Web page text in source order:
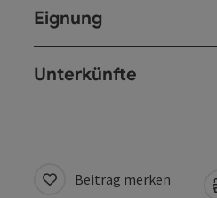
Eignung
Unterkünfte
Beitrag merken